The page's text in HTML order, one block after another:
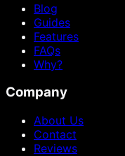
Blog
Guides
Features
FAQs
Why?
Company
About Us
Contact
Reviews